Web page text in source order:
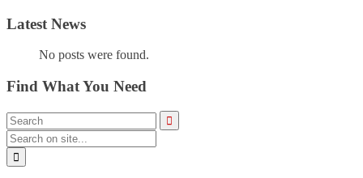
Latest News
No posts were found.
Find What You Need